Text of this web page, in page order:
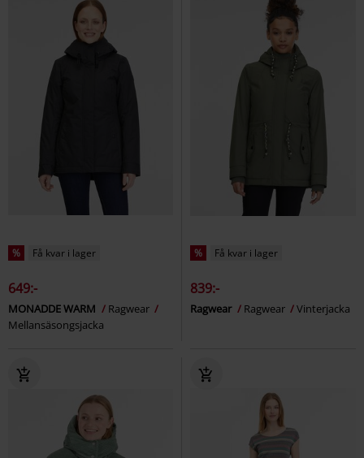
% Få kvar i lager
649:-
MONADDE WARM
Ragwear
Mellansäsongsjacka
% Få kvar i lager
839:-
Ragwear Ragwear Vinterjacka